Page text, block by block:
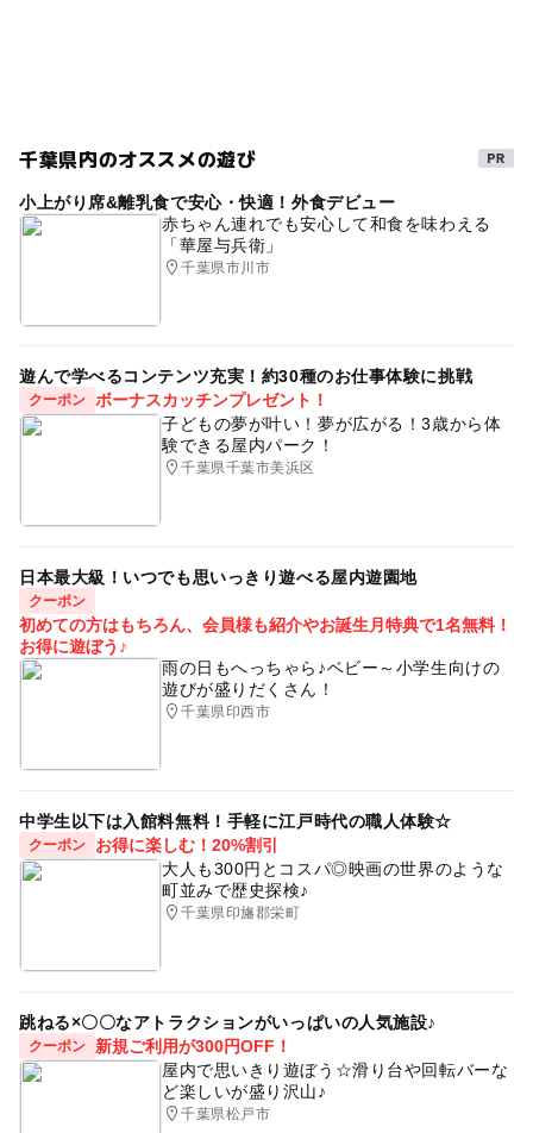
レジャープール 夏休み2015
0円スポット 食事持ち込みOK 自然体験
0円お出かけ 駐車場あり 節約おでかけ
1日中遊べるスポット 房総半島
千葉県内のオススメの遊び
小上がり席&離乳食で安心・快適！外食デビュー
赤ちゃん連れでも安心して和食を味わえる
「華屋与兵衛」
千葉県市川市
遊んで学べるコンテンツ充実！約30種のお仕事体験に挑戦
クーポン ボーナスカッチンプレゼント！
子どもの夢が叶い！夢が広がる！3歳から体
験できる屋内パーク！
千葉県千葉市美浜区
日本最大級！いつでも思いっきり遊べる屋内遊園地
クーポン
初めての方はもちろん、会員様も紹介やお誕生月特典で1名無料！
お得に遊ぼう♪
雨の日もへっちゃら♪ベビー～小学生向けの
遊びが盛りだくさん！
千葉県印西市
中学生以下は入館料無料！手軽に江戸時代の職人体験☆
クーポン
お得に楽しむ！20%割引
大人も300円とコスパ◎映画の世界のような
町並みで歴史探検♪
千葉県印旛郡栄町
跳ねる×〇〇なアトラクションがいっぱいの人気施設♪
クーポン 新規ご利用が300円OFF！
屋内で思いきり遊ぼう☆滑り台や回転バーな
ど楽しいが盛り沢山♪
千葉県松戸市